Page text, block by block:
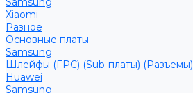
Xiaomi
Разное
Основные платы
Samsung
Шлейфы (FPC) (Sub-платы) (Разъемы)
Huawei
Samsung